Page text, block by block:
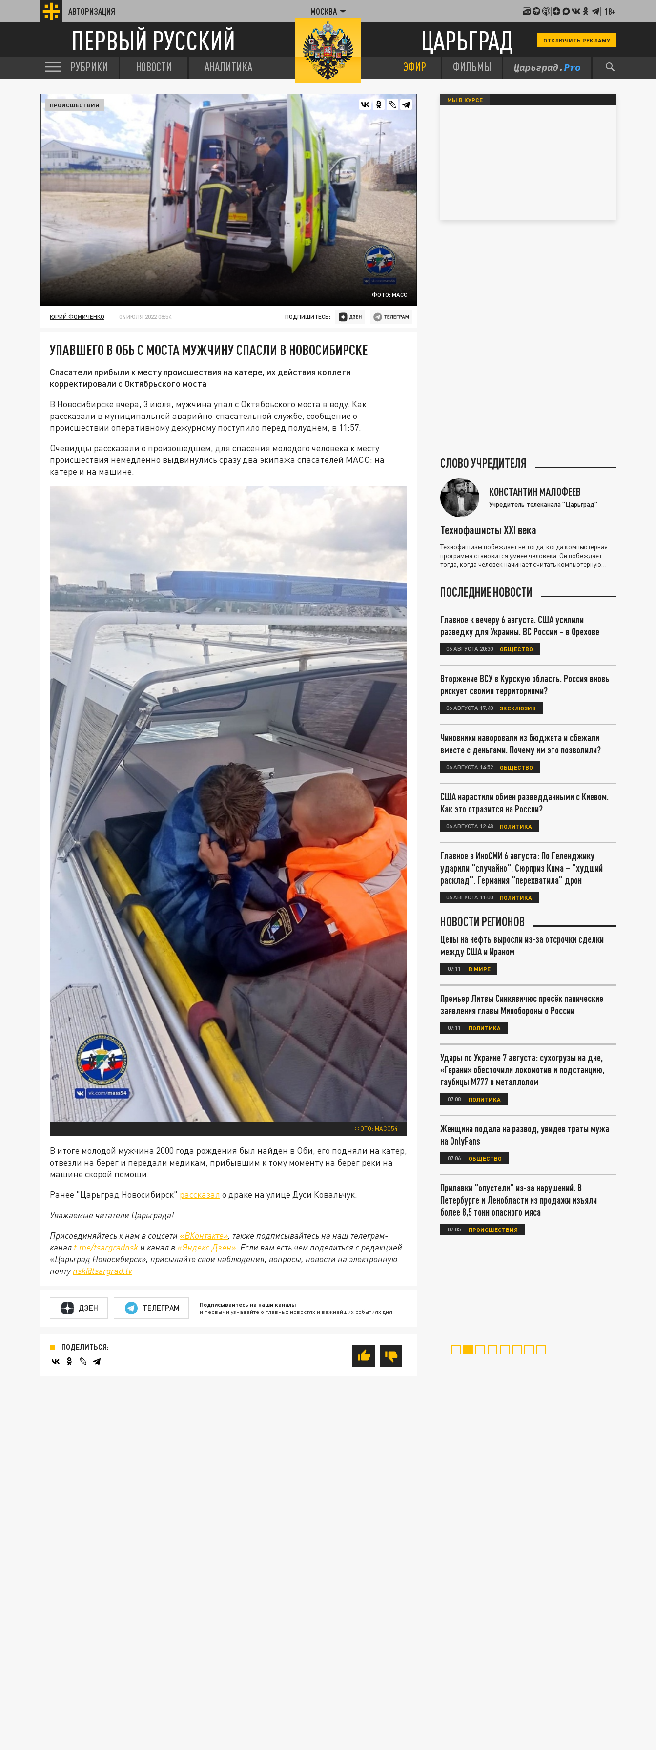
АВТОРИЗАЦИЯ МОСКВА 18+
ПЕРВЫЙ РУССКИЙ ЦАРЬГРАД ОТКЛЮЧИТЬ РЕКЛАМУ
РУБРИКИ НОВОСТИ АНАЛИТИКА ЭФИР ФИЛЬМЫ
ФОТО: МАСС
ПРОИСШЕСТВИЯ
ЮРИЙ ФОМИЧЕНКО 04 ИЮЛЯ 2022 08:54 ПОДПИШИТЕСЬ:
УПАВШЕГО В ОБЬ С МОСТА МУЖЧИНУ СПАСЛИ В НОВОСИБИРСКЕ
Спасатели прибыли к месту происшествия на катере, их действия коллеги
корректировали с Октябрьского моста
В Новосибирске вчера, 3 июля, мужчина упал с Октябрьского моста в воду. Как
рассказали в муниципальной аварийно-спасательной службе, сообщение о
происшествии оперативному дежурному поступило перед полуднем, в 11:57.
Очевидцы рассказали о произошедшем, для спасения молодого человека к месту
происшествия немедленно выдвинулись сразу два экипажа спасателей МАСС: на
катере и на машине.
ФОТО: МАСС54
В итоге молодой мужчина 2000 года рождения был найден в Оби, его подняли на катер,
отвезли на берег и передали медикам, прибывшим к тому моменту на берег реки на
машине скорой помощи.
Ранее "Царьград Новосибирск" рассказал о драке на улице Дуси Ковальчук.
Уважаемые читатели Царьграда!
Присоединяйтесь к нам в соцсети «ВКонтакте», также подписывайтесь на наш телеграм-
канал t.me/tsargradnsk и канал в «Яндекс.Дзен». Если вам есть чем поделиться с редакцией
«Царьград Новосибирск», присылайте свои наблюдения, вопросы, новости на электронную
почту nsk@tsargrad.tv
ДЗЕН ТЕЛЕГРАМ Подписывайтесь на наши каналы
и первыми узнавайте о главных новостях и важнейших событиях дня.
ПОДЕЛИТЬСЯ:
МЫ В КУРСЕ
СЛОВО УЧРЕДИТЕЛЯ
КОНСТАНТИН МАЛОФЕЕВ
Учредитель телеканала "Царьград"
Технофашисты XXI века
Технофашизм побеждает не тогда, когда компьютерная
программа становится умнее человека. Он побеждает
тогда, когда человек начинает считать компьютерную
ПОСЛЕДНИЕ НОВОСТИ
Главное к вечеру 6 августа. США усилили
разведку для Украины. ВС России – в Орехове
06 АВГУСТА 20:30 ОБЩЕСТВО
Вторжение ВСУ в Курскую область. Россия вновь
рискует своими территориями?
06 АВГУСТА 17:40 ЭКСКЛЮЗИВ
Чиновники наворовали из бюджета и сбежали
вместе с деньгами. Почему им это позволили?
06 АВГУСТА 14:52 ОБЩЕСТВО
США нарастили обмен разведданными с Киевом.
Как это отразится на России?
06 АВГУСТА 12:48 ПОЛИТИКА
Главное в ИноСМИ 6 августа: По Геленджику
ударили "случайно". Сюрприз Кима – "худший
расклад". Германия "перехватила" дрон
06 АВГУСТА 11:00 ПОЛИТИКА
НОВОСТИ РЕГИОНОВ
Цены на нефть выросли из-за отсрочки сделки
между США и Ираном
07:11 В МИРЕ
Премьер Литвы Синкявичюс пресёк панические
заявления главы Минобороны о России
07:11 ПОЛИТИКА
Удары по Украине 7 августа: сухогрузы на дне,
«Герани» обесточили локомотив и подстанцию,
гаубицы М777 в металлолом
07:08 ПОЛИТИКА
Женщина подала на развод, увидев траты мужа
на OnlyFans
07:06 ОБЩЕСТВО
Прилавки "опустели" из-за нарушений. В
Петербурге и Ленобласти из продажи изъяли
более 8,5 тонн опасного мяса
07:05 ПРОИСШЕСТВИЯ